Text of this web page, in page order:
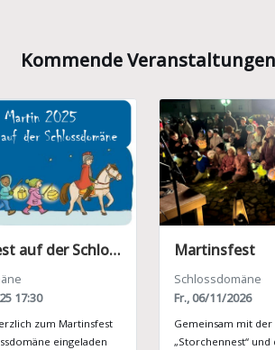
Kommende Veranstaltungen
Martinsfest auf der Schlossdomäne
17:30
zum Martinsfest
eingeladen
Martinsfest
Schlossdomäne
Fr., 06/11/2026
Gemeinsam mit der
„Storchennest“